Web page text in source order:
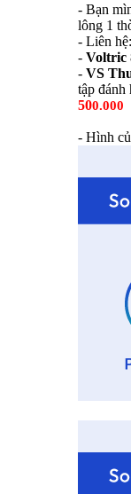
- Bạn
lông 1
- Liên
- Voltric
- VS
tập
500.000
- Hình